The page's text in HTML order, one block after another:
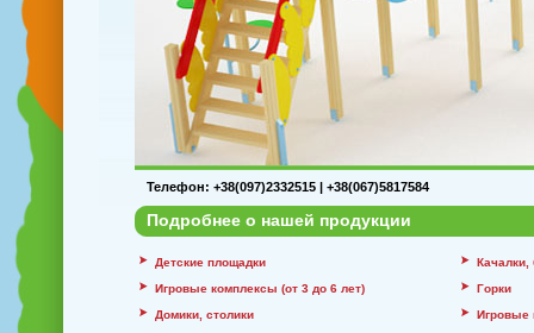
Телефон: +38(097)2332515 | +38(067)5817584
Подробнее о нашей продукции
Детские площадки
Качалки,
Игровые комплексы (от 3 до 6 лет)
Горки
Домики, столики
Игровые